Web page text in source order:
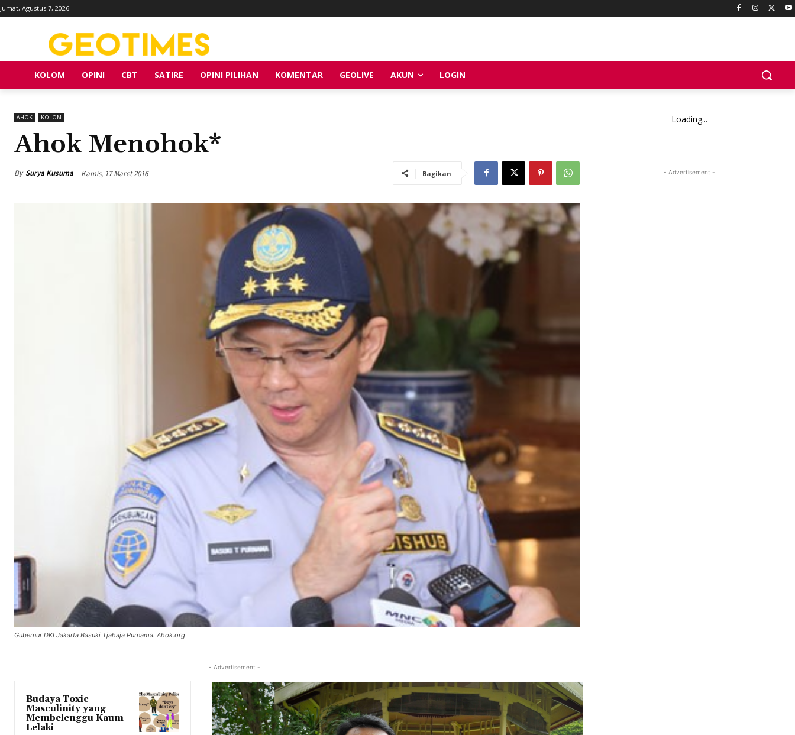
Jumat, Agustus 7, 2026
KOLOM OPINI CBT SATIRE OPINI PILIHAN KOMENTAR GEOLIVE AKUN LOGIN
AHOK KOLOM
Ahok Menohok*
By Surya Kusuma Kamis, 17 Maret 2016 Bagikan
Gubernur DKI Jakarta Basuki Tjahaja Purnama. Ahok.org
Budaya Toxic
Masculinity yang
Membelenggu Kaum
Lelaki
- Advertisement -
Loading...
- Advertisement -